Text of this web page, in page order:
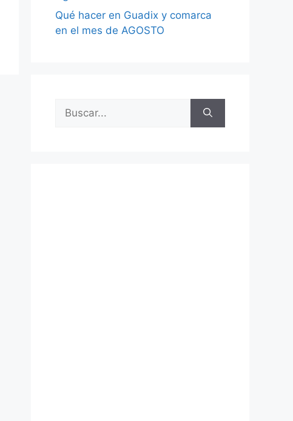
Qué hacer en Guadix y comarca
en el mes de AGOSTO
Buscar: